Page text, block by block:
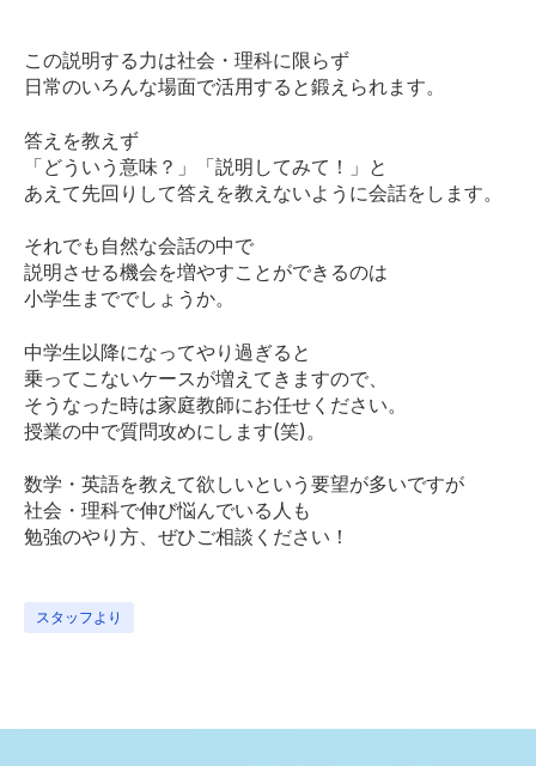
この説明する力は社会・理科に限らず
日常のいろんな場面で活用すると鍛えられます。
答えを教えず
「どういう意味？」「説明してみて！」と
あえて先回りして答えを教えないように会話をします。
それでも自然な会話の中で
説明させる機会を増やすことができるのは
小学生まででしょうか。
中学生以降になってやり過ぎると
乗ってこないケースが増えてきますので、
そうなった時は家庭教師にお任せください。
授業の中で質問攻めにします(笑)。
数学・英語を教えて欲しいという要望が多いですが
社会・理科で伸び悩んでいる人も
勉強のやり方、ぜひご相談ください！
スタッフより